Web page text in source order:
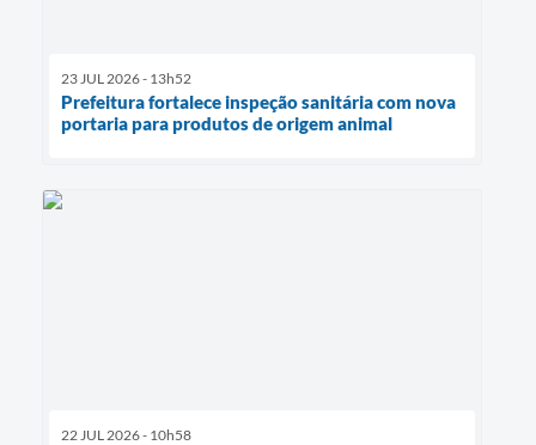
23 JUL 2026 - 13h52
Prefeitura fortalece inspeção sanitária com nova
portaria para produtos de origem animal
22 JUL 2026 - 10h58